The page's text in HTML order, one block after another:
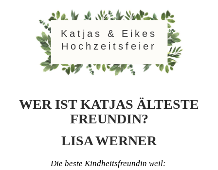
Katjas & Eikes
Hochzeitsfeier
WER IST KATJAS ÄLTESTE
FREUNDIN?
LISA WERNER
Die beste Kindheitsfreundin weil: